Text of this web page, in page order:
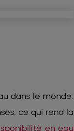
dans le monde.
ce qui rend la
en eau